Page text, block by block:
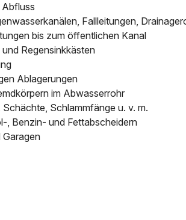
Fallleitungen,
bis zum öffentlichen Kanal
Regensinkkästen
Ablagerungen
im Abwasserrohr
Schlammfänge u. v. m.
, Benzin- und Fettabscheidern